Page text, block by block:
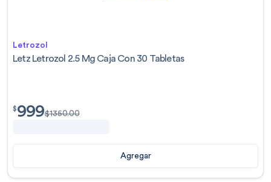
Letrozol
Letz Letrozol 2.5 Mg Caja Con 30 Tabletas
$999.00
$999$1350.00
Agregar